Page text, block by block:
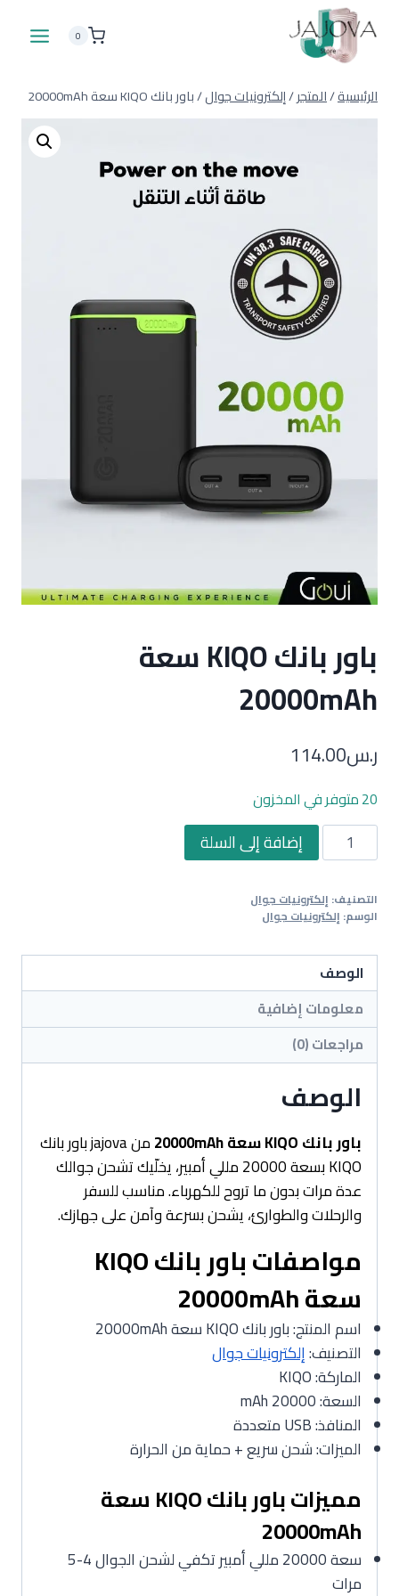
المحتوى
0
الرئيسية/المتجر/إلكترونيات جوال/باور بانك KIQO سعة 20000mAh
باور بانك KIQO سعة
20000mAh
ر.س114.00
20 متوفر في المخزون
كمية
باور
KIQO
سعة
20000mAh
إضافة إلى السلة
التصنيف: إلكترونيات جوال
الوسم: إلكترونيات جوال
الوصف
معلومات إضافية
مراجعات (0)
الوصف
باور بانك KIQO سعة 20000mAh
من jajova باور بانك
KIQO بسعة 20000 مللي أمبير، يخلّيك تشحن جوالك
عدة مرات بدون ما تروح للكهرباء. مناسب للسفر
والرحلات والطوارئ، يشحن بسرعة وآمن على جهازك.
مواصفات باور بانك KIQO
سعة 20000mAh
اسم المنتج: باور بانك KIQO سعة 20000mAh
التصنيف:إلكترونيات جوال
الماركة: KIQO
السعة: 20000 mAh
المنافذ: USB متعددة
الميزات: شحن سريع + حماية من الحرارة
مميزات باور بانك KIQO سعة
20000mAh
سعة 20000 مللي أمبير تكفي لشحن الجوال 4-5
مرات